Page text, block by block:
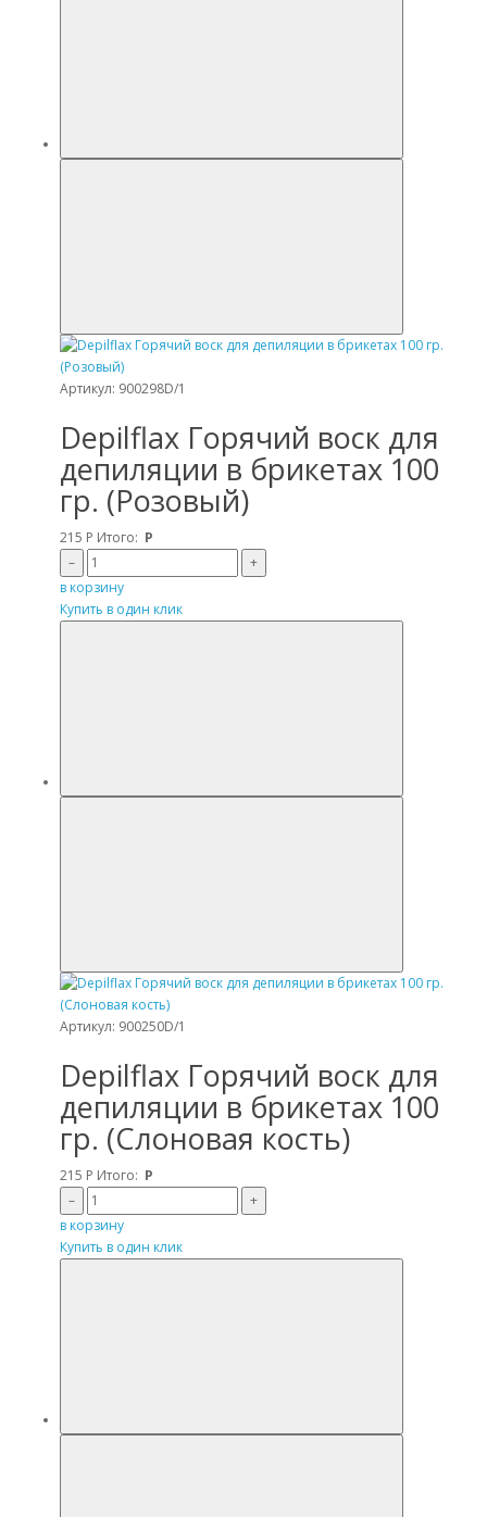
Артикул: 900298D/1
Depilflax Горячий воск для
депиляции в брикетах 100
гр. (Розовый)
215 Р Итого: Р
–
+
в корзину
Купить в один клик
Артикул: 900250D/1
Depilflax Горячий воск для
депиляции в брикетах 100
гр. (Слоновая кость)
215 Р Итого: Р
–
+
в корзину
Купить в один клик